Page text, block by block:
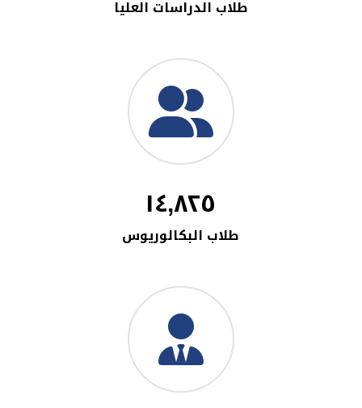
طلاب الدراسات العليا
١٤,٨٢٥
طلاب البكالوريوس